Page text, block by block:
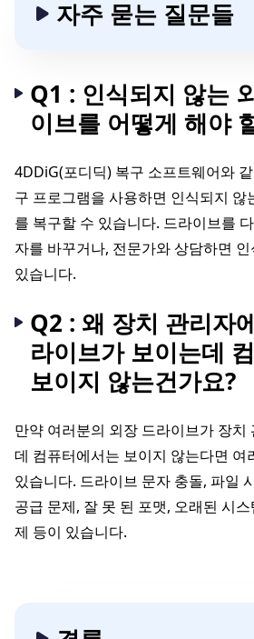
자주 묻는 질문들
Q1 : 인식되지 않는
이브를 어떻게 해야
4DDiG(포디딕) 복구 소프트웨어와
구 프로그램을 사용하면 인식되지 않
를 복구할 수 있습니다. 드라이브를
자를 바꾸거나, 전문가와 상담하면
있습니다.
Q2 : 왜 장치 관리자
라이브가 보이는데
보이지 않는건가요?
만약 여러분의 외장 드라이브가 장치
데 컴퓨터에서는 보이지 않는다면 여
있습니다. 드라이브 문자 충돌, 파일
공급 문제, 잘 못 된 포맷, 오래된 시
제 등이 있습니다.